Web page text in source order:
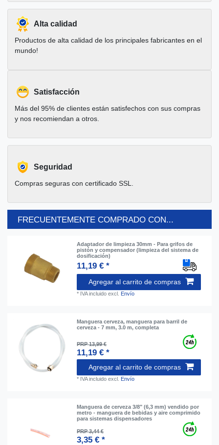
Alta calidad
Productos de alta calidad de los principales fabricantes en el
mundo!
Satisfacción
Más del 95% de clientes están satisfechos con sus compras
y nos recomiendan a otros.
Seguridad
Compras seguras con certificado SSL.
FRECUENTEMENTE COMPRADO CON...
Adaptador de limpieza 30mm - Para grifos de
pistón y compensador (limpieza del sistema de
dosificación)
11,19 € *
Agregar al carrito de compras
* IVA incluido excl. Envío
Manguera cerveza, manguera para barril de
cerveza - 7 mm, 3.0 m, completa
PRP 13,99 €
11,19 € *
Agregar al carrito de compras
* IVA incluido excl. Envío
Manguera de cerveza 3/8" (6,3 mm) vendido por
metro - manguera de bebidas y aire comprimido
para sistemas dispensadores
PRP 3,44 €
3,35 € *